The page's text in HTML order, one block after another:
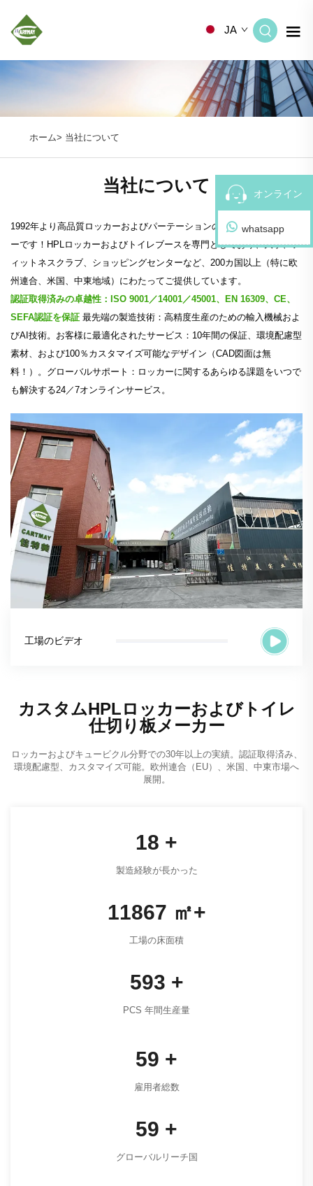
JA
ホーム> 当社について
当社について
1992年より高品質ロッカーおよびパーテーションの信頼されるパートナ
ーです！HPLロッカーおよびトイレブースを専門としており、大学、フ
ィットネスクラブ、ショッピングセンターなど、200カ国以上（特に欧
州連合、米国、中東地域）にわたってご提供しています。
認証取得済みの卓越性：ISO 9001／14001／45001、EN 16309、CE、
SEFA認証を保証 最先端の製造技術：高精度生産のための輸入機械およ
びAI技術。お客様に最適化されたサービス：10年間の保証、環境配慮型
素材、および100％カスタマイズ可能なデザイン（CAD図面は無
料！）。グローバルサポート：ロッカーに関するあらゆる課題をいつで
も解決する24／7オンラインサービス。
工場のビデオ
カスタムHPLロッカーおよびトイレ
仕切り板メーカー
ロッカーおよびキュービクル分野での30年以上の実績。認証取得済み、
環境配慮型、カスタマイズ可能。欧州連合（EU）、米国、中東市場へ
展開。
24 +
製造経験が長かった
16267 ㎡+
工場の床面積
813 +
PCS 年間生産量
81 +
雇用者総数
81 +
グローバルリーチ国
オンライン
whatsapp